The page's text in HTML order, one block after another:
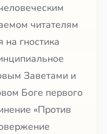
читателям
на гностика
Заветами и
Боге первого
«Против